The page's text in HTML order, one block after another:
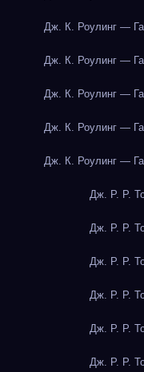
Дж. К. Роулинг —
Дж. К. Роулинг —
Дж. К. Роулинг —
Дж. К. Роулинг —
Дж. К. Роулинг —
Дж. Р. Р.
Дж. Р. Р.
Дж. Р. Р.
Дж. Р. Р.
Дж. Р. Р.
Дж. Р. Р.